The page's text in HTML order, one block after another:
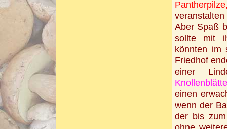
Aber Spaß
sollte mit
könnten im
Friedhof
einer
einen
wenn der
der bis